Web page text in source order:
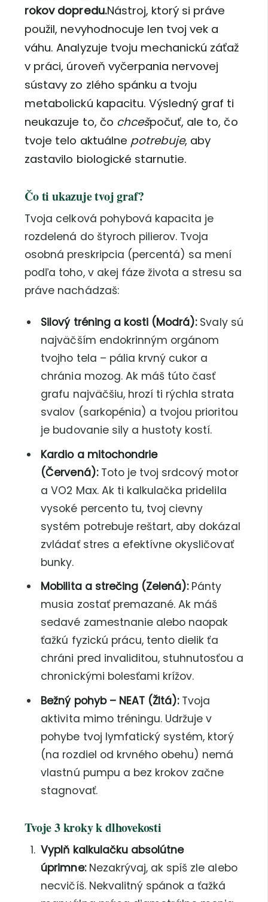
rokov dopredu.Nástroj, ktorý si práve
použil, nevyhodnocuje len tvoj vek a
váhu. Analyzuje tvoju mechanickú záťaž
v práci, úroveň vyčerpania nervovej
sústavy zo zlého spánku a tvoju
metabolickú kapacitu. Výsledný graf ti
neukazuje to, čo chcešpočuť, ale to, čo
tvoje telo aktuálne potrebuje, aby
zastavilo biologické starnutie.
Čo ti ukazuje tvoj graf?
Tvoja celková pohybová kapacita je
rozdelená do štyroch pilierov. Tvoja
osobná preskripcia (percentá) sa mení
podľa toho, v akej fáze života a stresu sa
práve nachádzaš:
Silový tréning a kosti (Modrá):Svaly sú
najväčším endokrinným orgánom
tvojho tela – pália krvný cukor a
chránia mozog. Ak máš túto časť
grafu najväčšiu, hrozí ti rýchla strata
svalov (sarkopénia) a tvojou prioritou
je budovanie sily a hustoty kostí.
Kardio a mitochondrie
(Červená):Toto je tvoj srdcový motor
a VO2 Max. Ak ti kalkulačka pridelila
vysoké percento tu, tvoj cievny
systém potrebuje reštart, aby dokázal
zvládať stres a efektívne okysličovať
bunky.
Mobilita a strečing (Zelená):Pánty
musia zostať premazané. Ak máš
sedavé zamestnanie alebo naopak
ťažkú fyzickú prácu, tento dielik ťa
chráni pred invaliditou, stuhnutosťou a
chronickými bolesťami krížov.
Bežný pohyb – NEAT (Žltá):Tvoja
aktivita mimo tréningu. Udržuje v
pohybe tvoj lymfatický systém, ktorý
(na rozdiel od krvného obehu) nemá
vlastnú pumpu a bez krokov začne
stagnovať.
Tvoje 3 kroky k dlhovekosti
Vyplň kalkulačku absolútne
úprimne:Nezakrývaj, ak spíš zle alebo
necvičíš. Nekvalitný spánok a ťažká